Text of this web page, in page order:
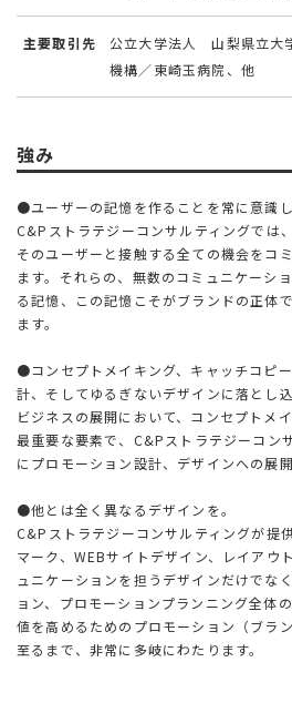
主要取引先
公立大学法人 山梨県立大
機構／東崎玉病院、他
強み
●ユーザーの記憶を作ることを常に意識し
C&Pストラテジーコンサルティングでは
そのユーザーと接触する全ての機会をコ
ます。それらの、無数のコミュニケーシ
る記憶、この記憶こそがブランドの正体
ます。
●コンセプトメイキング、キャッチコピ
計、そしてゆるぎないデザインに落とし込
ビジネスの展開において、コンセプトメ
最重要な要素で、C&Pストラテジーコン
にプロモーション設計、デザインへの展開
●他とは全く異なるデザインを。
C&Pストラテジーコンサルティングが提
マーク、WEBサイトデザイン、レイアウ
ュニケーションを担うデザインだけでな
ョン、プロモーションプランニング全体
値を高めるためのプロモーション（ブラ
至るまで、非常に多岐にわたります。